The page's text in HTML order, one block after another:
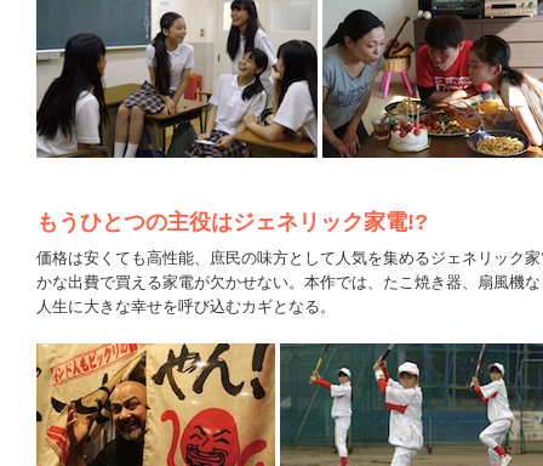
もうひとつの主役はジェネリック家電!?
価格は安くても高性能、庶民の味方として人気を集めるジェネリック
かな出費で買える家電が欠かせない。本作では、たこ焼き器、扇風機
人生に大きな幸せを呼び込むカギとなる。